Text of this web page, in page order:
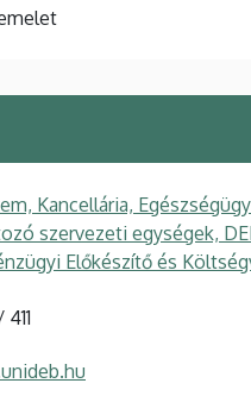
Kancellária,
szervezeti egységek,
Előkészítő és
411